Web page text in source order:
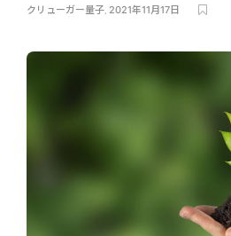
クリューガー量子, 2021年11月17日